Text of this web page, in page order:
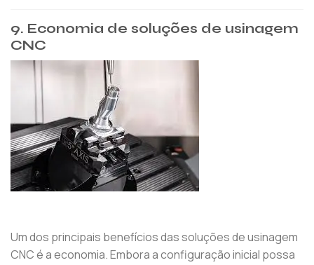
9. Economia de soluções de usinagem
CNC
Um dos principais benefícios das soluções de usinagem
CNC é a economia. Embora a configuração inicial possa